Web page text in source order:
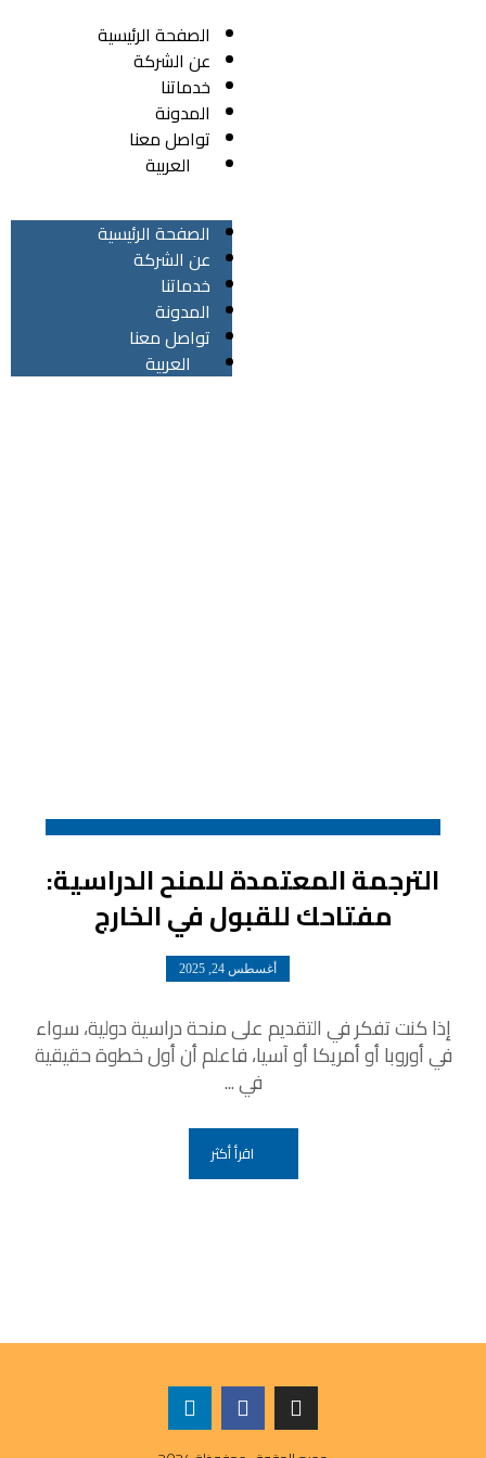
الصفحة الرئيسية
عن الشركة
خدماتنا
المدونة
تواصل معنا
العربية
الصفحة الرئيسية
عن الشركة
خدماتنا
المدونة
تواصل معنا
العربية
الترجمة المعتمدة للمنح الدراسية:
مفتاحك للقبول في الخارج
أغسطس 24, 2025
إذا كنت تفكر في التقديم على منحة دراسية دولية، سواء
في أوروبا أو أمريكا أو آسيا، فاعلم أن أول خطوة حقيقية
في ...
اقرأ أكثر